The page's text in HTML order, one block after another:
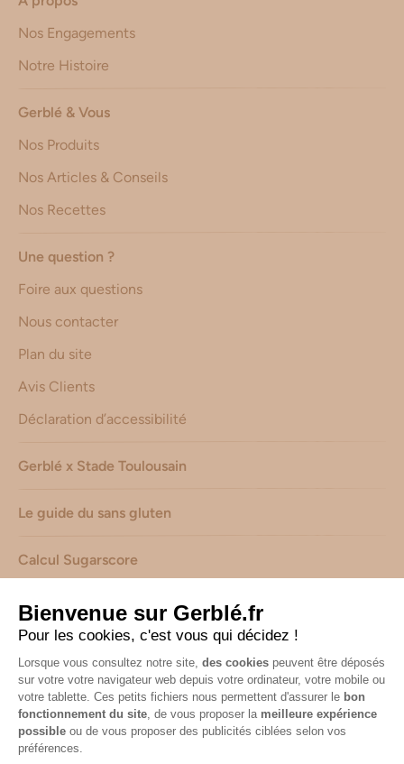
Nos Engagements
Notre Histoire
Gerblé & Vous
Nos Produits
Nos Articles & Conseils
Nos Recettes
Une question ?
Foire aux questions
Nous contacter
Plan du site
Avis Clients
Déclaration d’accessibilité
Gerblé x Stade Toulousain
Le guide du sans gluten
Calcul Sugarscore
Suivez-nous sur les réseaux !